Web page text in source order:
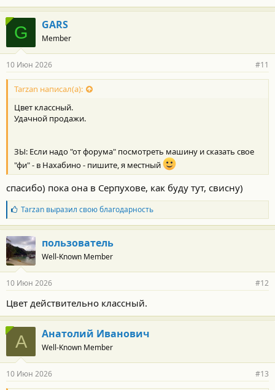
G GARS
Member
10 Июн 2026 #11
Tarzan написал(а):
Цвет классный.
Удачной продажи.
ЗЫ: Если надо "от форума" посмотреть машину и сказать свое
"фи" - в Нахабино - пишите, я местный
спасибо) пока она в Серпухове, как буду тут, свисну)
Б
л
а
г
о
д
а
н
с
т
и
:
Tarzanвыразил свою благодарность
пользователь
Well-Known Member
10 Июн 2026 #12
Цвет действительно классный.
А Анатолий Иванович
Well-Known Member
10 Июн 2026 #13